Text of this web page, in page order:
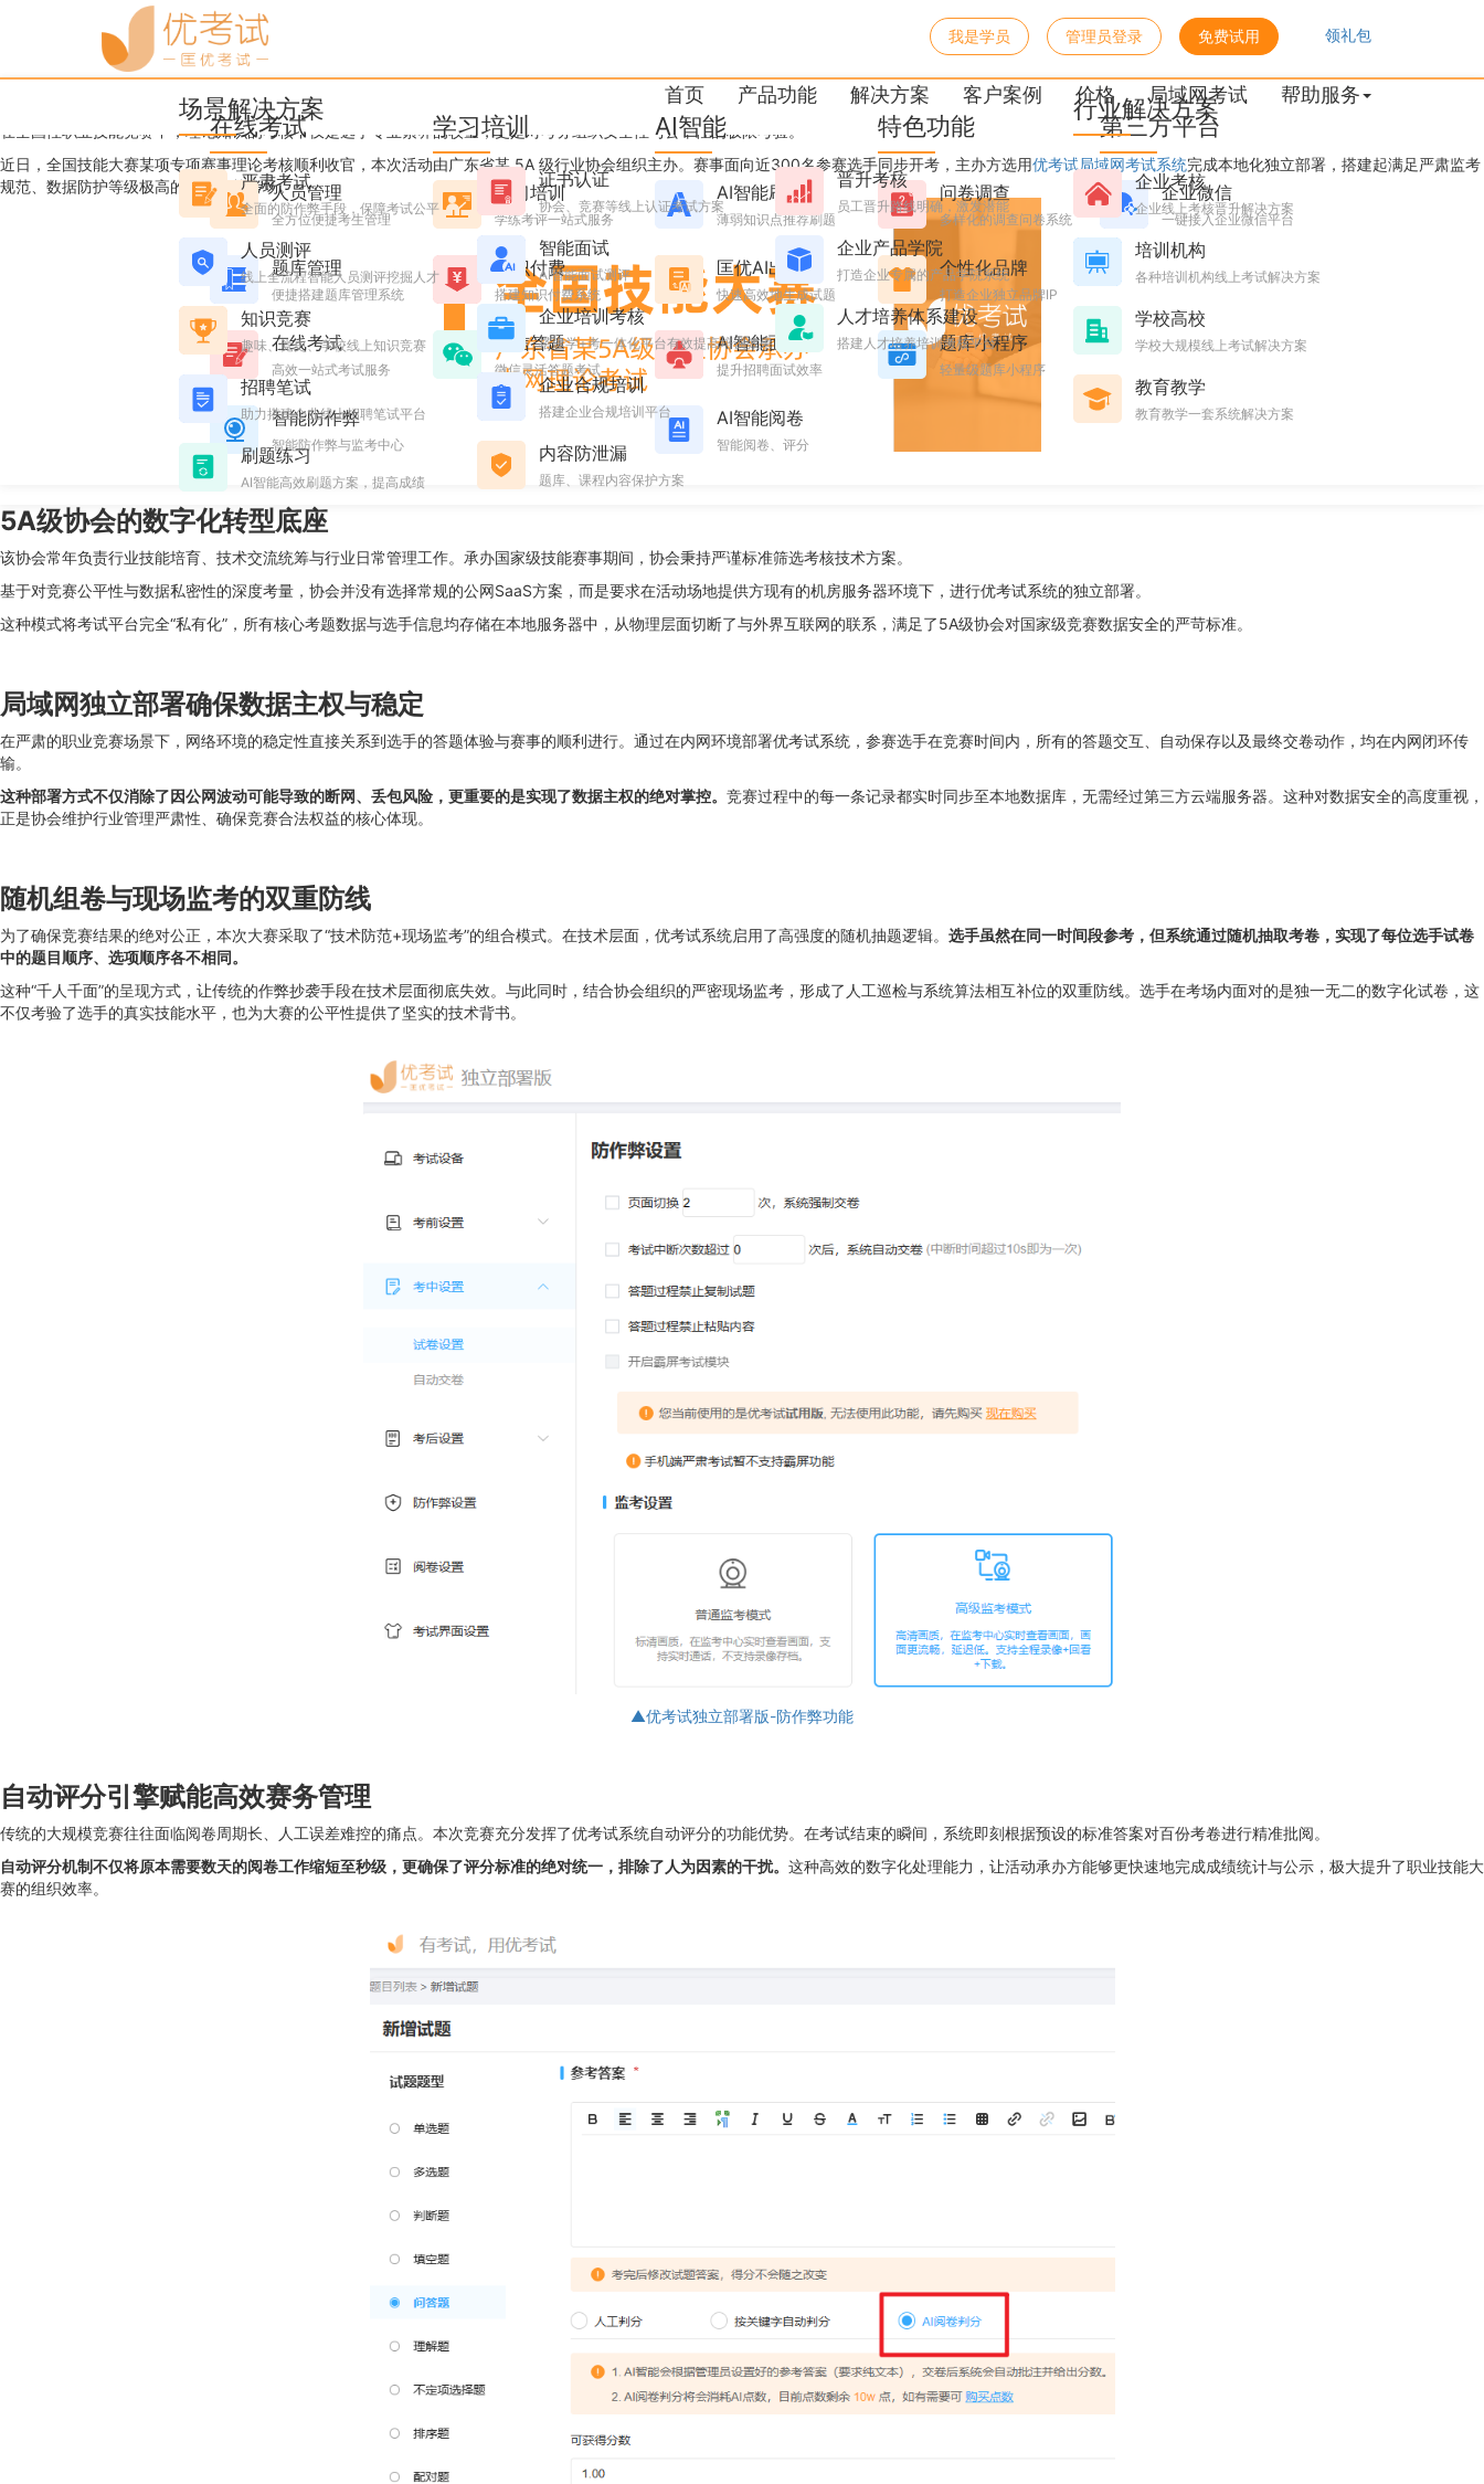
我是学员 管理员登录 免费试用 领礼包
首页
在线考试
人员管理
全方位便捷考生管理
题库管理
便捷搭建题库管理系统
在线考试
高效一站式考试服务
智能防作弊
智能防作弊与监考中心
学习培训
学习培训
学练考评一站式服务
知识付费
搭建知识付费系统
微信答题
微信灵活答题考试
AI智能
AI智能刷题
薄弱知识点推荐刷题
匡优AI出题
快速高效地生成试题
AI智能面试
提升招聘面试效率
AI智能阅卷
智能阅卷、评分
特色功能
问卷调查
多样化的调查问卷系统
个性化品牌
打造企业独立品牌IP
题库小程序
轻量级题库小程序
第三方平台
企业微信
一键接入企业微信平台
产品功能
场景解决方案
严肃考试
全面的防作弊手段，保障考试公平
人员测评
线上全流程智能人员测评挖掘人才
知识竞赛
趣味、党史、学校线上知识竞赛
招聘笔试
助力搭建企业线上招聘笔试平台
刷题练习
AI智能高效刷题方案，提高成绩
证书认证
协会、竞赛等线上认证考试方案
智能面试
AI智能面试测评
企业培训考核
搭建学+考一体化平台有效提高培训效果
企业合规培训
搭建企业合规培训平台
内容防泄漏
题库、课程内容保护方案
晋升考核
员工晋升路线明确，激发潜能
企业产品学院
打造企业专属的产品学院系统
人才培养体系建设
搭建人才培养培训考核平台
行业解决方案
企业考核
企业线上考核晋升解决方案
培训机构
各种培训机构线上考试解决方案
学校高校
学校大规模线上考试解决方案
教育教学
教育教学一套系统解决方案
解决方案 客户案例 价格 局域网考试 帮助服务
广东省某5A级行业协会携手优考试：全国技能大赛内网理论考试圆满落地
2026年5月26日 星期二 10:53 阅读 757
在全国性职业技能竞赛中，理论知识的考核不仅是选手专业素养的较量，更是对考务组织安全性与公平性的极限考验。
近日，全国技能大赛某项专项赛事理论考核顺利收官，本次活动由广东省某 5A 级行业协会组织主办。赛事面向近300名参赛选手同步开考，主办方选用优考试局域网考试系统完成本地化独立部署，搭建起满足严肃监考
规范、数据防护等级极高的闭环考核考场。
5A级协会的数字化转型底座
该协会常年负责行业技能培育、技术交流统筹与行业日常管理工作。承办国家级技能赛事期间，协会秉持严谨标准筛选考核技术方案。
基于对竞赛公平性与数据私密性的深度考量，协会并没有选择常规的公网SaaS方案，而是要求在活动场地提供方现有的机房服务器环境下，进行优考试系统的独立部署。
这种模式将考试平台完全“私有化”，所有核心考题数据与选手信息均存储在本地服务器中，从物理层面切断了与外界互联网的联系，满足了5A级协会对国家级竞赛数据安全的严苛标准。
局域网独立部署确保数据主权与稳定
在严肃的职业竞赛场景下，网络环境的稳定性直接关系到选手的答题体验与赛事的顺利进行。通过在内网环境部署优考试系统，参赛选手在竞赛时间内，所有的答题交互、自动保存以及最终交卷动作，均在内网闭环传
输。
这种部署方式不仅消除了因公网波动可能导致的断网、丢包风险，更重要的是实现了数据主权的绝对掌控。 竞赛过程中的每一条记录都实时同步至本地数据库，无需经过第三方云端服务器。这种对数据安全的高度重视，
正是协会维护行业管理严肃性、确保竞赛合法权益的核心体现。
随机组卷与现场监考的双重防线
为了确保竞赛结果的绝对公正，本次大赛采取了“技术防范+现场监考”的组合模式。在技术层面，优考试系统启用了高强度的随机抽题逻辑。 选手虽然在同一时间段参考，但系统通过随机抽取考卷，实现了每位选手试卷
中的题目顺序、选项顺序各不相同。
这种“千人千面”的呈现方式，让传统的作弊抄袭手段在技术层面彻底失效。与此同时，结合协会组织的严密现场监考，形成了人工巡检与系统算法相互补位的双重防线。选手在考场内面对的是独一无二的数字化试卷，这
不仅考验了选手的真实技能水平，也为大赛的公平性提供了坚实的技术背书。
▲优考试独立部署版-防作弊功能
自动评分引擎赋能高效赛务管理
传统的大规模竞赛往往面临阅卷周期长、人工误差难控的痛点。本次竞赛充分发挥了优考试系统自动评分的功能优势。在考试结束的瞬间，系统即刻根据预设的标准答案对百份考卷进行精准批阅。
自动评分机制不仅将原本需要数天的阅卷工作缩短至秒级，更确保了评分标准的绝对统一，排除了人为因素的干扰。 这种高效的数字化处理能力，让活动承办方能够更快速地完成成绩统计与公示，极大提升了职业技能大
赛的组织效率。